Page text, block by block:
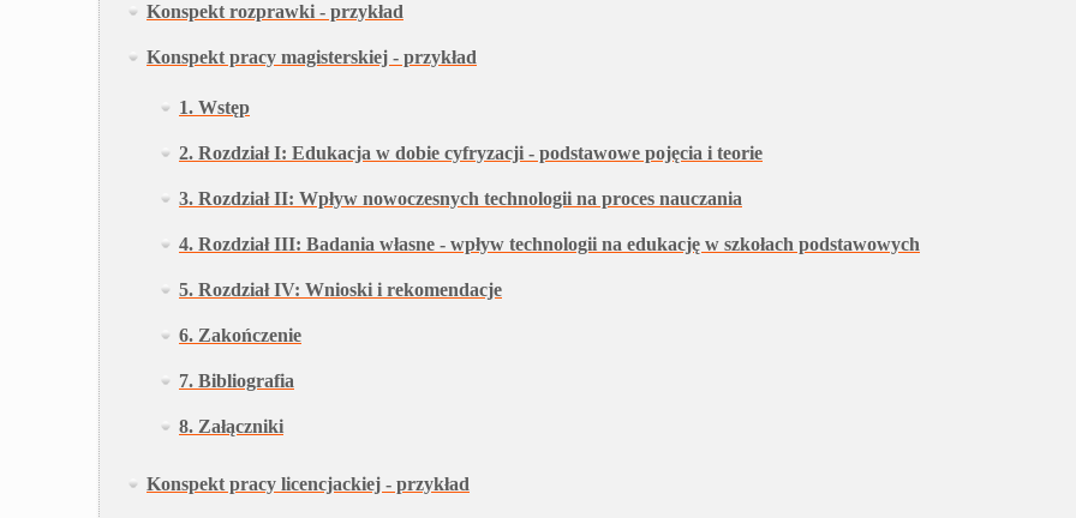
Konspekt rozprawki - przykład
Konspekt pracy magisterskiej - przykład
1. Wstęp
2. Rozdział I: Edukacja w dobie cyfryzacji - podstawowe pojęcia i teorie
3. Rozdział II: Wpływ nowoczesnych technologii na proces nauczania
4. Rozdział III: Badania własne - wpływ technologii na edukację w szkołach podstawowych
5. Rozdział IV: Wnioski i rekomendacje
6. Zakończenie
7. Bibliografia
8. Załączniki
Konspekt pracy licencjackiej - przykład